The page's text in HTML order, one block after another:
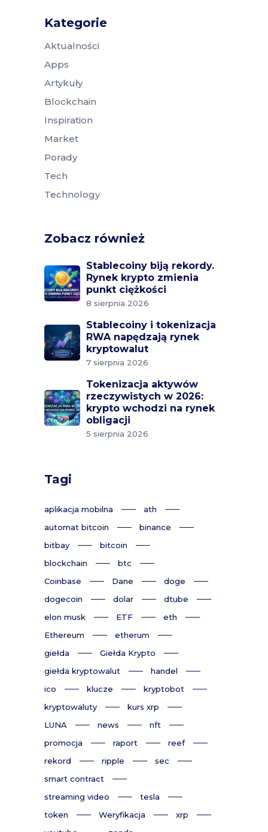
Kategorie
Aktualności
Apps
Artykuły
Blockchain
Inspiration
Market
Porady
Tech
Technology
Zobacz również
Stablecoiny biją rekordy.
Rynek krypto zmienia
punkt ciężkości
8 sierpnia 2026
Stablecoiny i tokenizacja
RWA napędzają rynek
kryptowalut
7 sierpnia 2026
Tokenizacja aktywów
rzeczywistych w 2026:
krypto wchodzi na rynek
obligacji
5 sierpnia 2026
Tagi
aplikacja mobilna
ath
automat bitcoin
binance
bitbay
bitcoin
blockchain
btc
Coinbase
Dane
doge
dogecoin
dolar
dtube
elon musk
ETF
eth
Ethereum
etherum
giełda
Giełda Krypto
giełda kryptowalut
handel
ico
klucze
kryptobot
kryptowaluty
kurs xrp
LUNA
news
nft
promocja
raport
reef
rekord
ripple
sec
smart contract
streaming video
tesla
token
Weryfikacja
xrp